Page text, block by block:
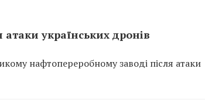
українських дронів
нафтопереробному заводі після атаки